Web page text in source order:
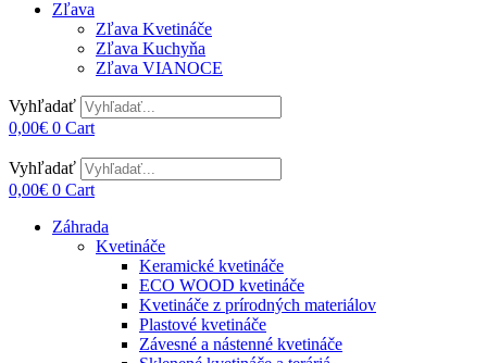
Zľava
Zľava Kvetináče
Zľava Kuchyňa
Zľava VIANOCE
Vyhľadať
0,00€ 0 Cart
Vyhľadať
0,00€ 0 Cart
Záhrada
Kvetináče
Keramické kvetináče
ECO WOOD kvetináče
Kvetináče z prírodných materiálov
Plastové kvetináče
Závesné a nástenné kvetináče